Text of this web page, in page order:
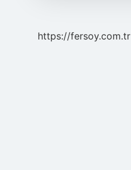
https://fersoy.com.tr